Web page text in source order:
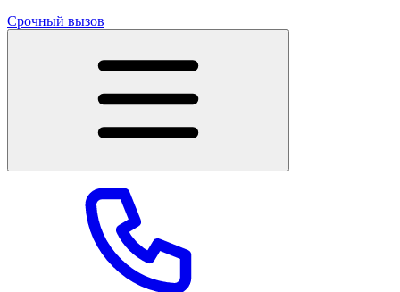
Срочный вызов